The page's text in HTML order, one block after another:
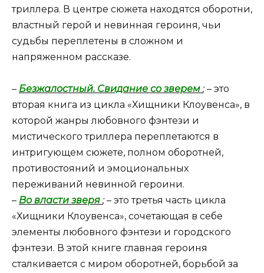
триллера. В центре сюжета находятся оборотни,
властный герой и невинная героиня, чьи
судьбы переплетены в сложном и
напряженном рассказе.
– Безжалостный. Свидание со зверем ;– это
вторая книга из цикла «Хищники Клоувенса», в
которой жанры любовного фэнтези и
мистического триллера переплетаются в
интригующем сюжете, полном оборотней,
противостояний и эмоциональных
переживаний невинной героини.
– Во власти зверя ;– это третья часть цикла
«Хищники Клоувенса», сочетающая в себе
элементы любовного фэнтези и городского
фэнтези. В этой книге главная героиня
сталкивается с миром оборотней, борьбой за